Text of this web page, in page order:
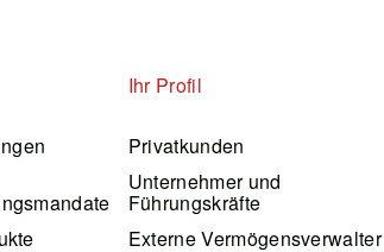
Ihr Profil
Privatkunden
Unternehmer und
Führungskräfte
Externe Vermögensverwalter